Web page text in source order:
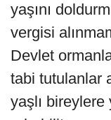
yaşını
vergisi
Devlet
tabi tutulanlar
yaşlı bireylere